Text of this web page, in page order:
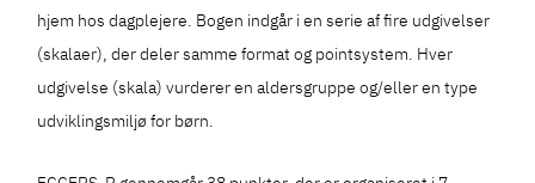
hjem hos dagplejere. Bogen indgår i en serie af fire udgivelser
(skalaer), der deler samme format og pointsystem. Hver
udgivelse (skala) vurderer en aldersgruppe og/eller en type
udviklingsmiljø for børn.